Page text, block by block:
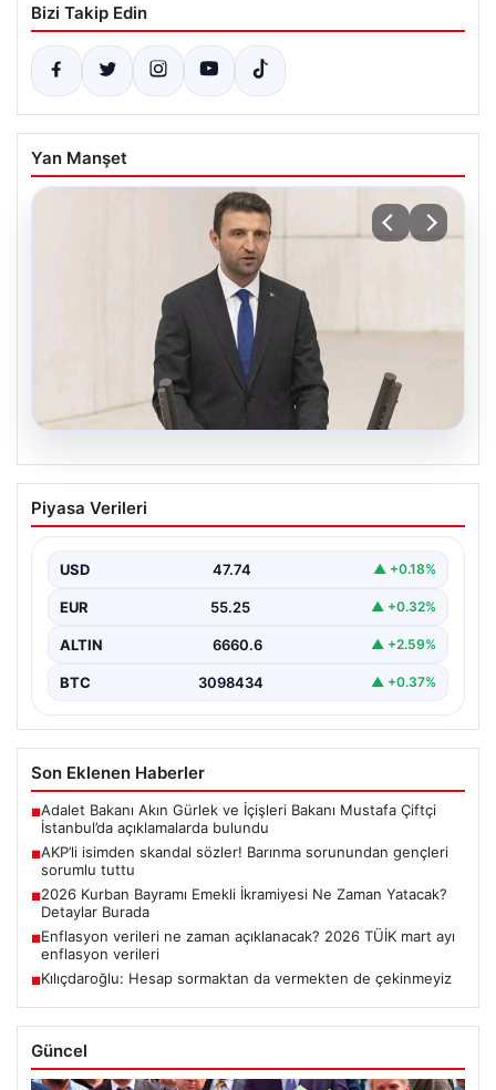
Bizi Takip Edin
Yan Manşet
AKP’li isimden skandal sözler! Barınma
sorunundan gençleri sorumlu tuttu
Sorunu ve Gençlerin Sorumluluğu Üzerine Tartışmalar”,
“content”:…
Piyasa Verileri
USD 47.74 ▲ +0.18%
EUR 55.25 ▲ +0.32%
ALTIN 6660.6 ▲ +2.59%
BTC 3098434 ▲ +0.37%
Son Eklenen Haberler
■Adalet Bakanı Akın Gürlek ve İçişleri Bakanı Mustafa Çiftçi
İstanbul’da açıklamalarda bulundu
■AKP’li isimden skandal sözler! Barınma sorunundan gençleri
sorumlu tuttu
■2026 Kurban Bayramı Emekli İkramiyesi Ne Zaman Yatacak?
Detaylar Burada
■Enflasyon verileri ne zaman açıklanacak? 2026 TÜİK mart ayı
enflasyon verileri
■Kılıçdaroğlu: Hesap sormaktan da vermekten de çekinmeyiz
Güncel